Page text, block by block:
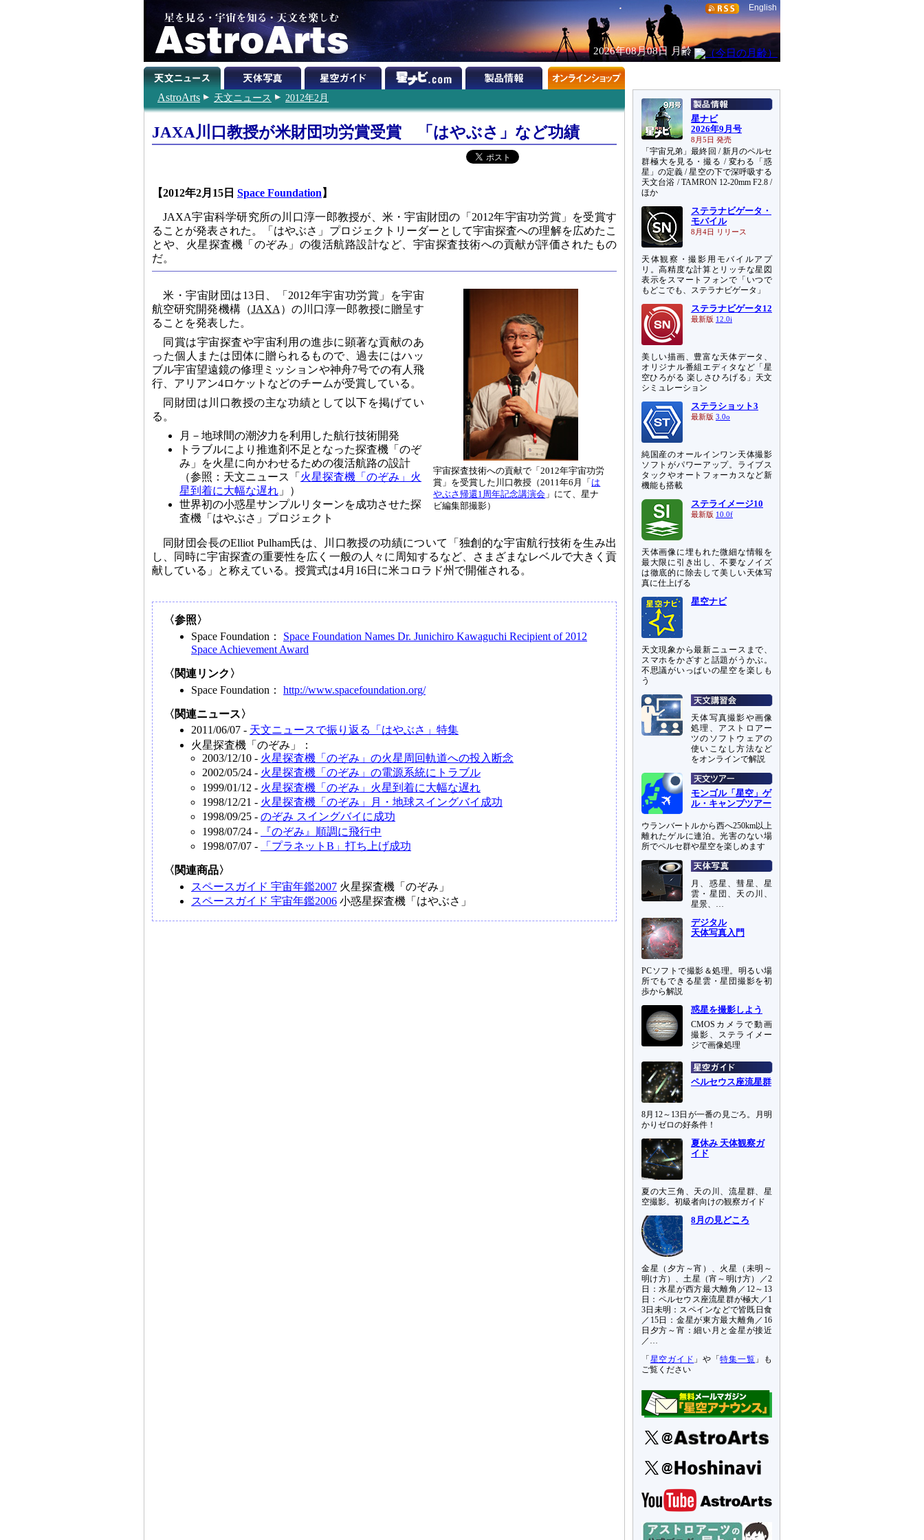
English
2026年08月08日 月齢
AstroArts 天文ニュース 2012年2月
JAXA川口教授が米財団功労賞受賞 「はやぶさ」など功績
【2012年2月15日 Space Foundation 】
JAXA宇宙科学研究所の川口淳一郎教授が、米・宇宙財団の「2012年宇宙功労賞」を受賞す
ることが発表された。「はやぶさ」プロジェクトリーダーとして宇宙探査への理解を広めたこ
とや、火星探査機「のぞみ」の復活航路設計など、宇宙探査技術への貢献が評価されたもの
だ。
宇宙探査技術への貢献で「2012年宇宙功労
賞」を受賞した川口教授（2011年6月「 は
やぶさ帰還1周年記念講演会 」にて、星ナ
ビ編集部撮影）
米・宇宙財団は13日、「2012年宇宙功労賞」を宇宙
航空研究開発機構（JAXA ）の川口淳一郎教授に贈呈す
ることを発表した。
同賞は宇宙探査や宇宙利用の進歩に顕著な貢献のあ
った個人または団体に贈られるもので、過去にはハッ
ブル宇宙望遠鏡の修理ミッションや神舟7号での有人飛
行、アリアン4ロケットなどのチームが受賞している。
同財団は川口教授の主な功績として以下を掲げてい
る。
月－地球間の潮汐力を利用した航行技術開発
トラブルにより推進剤不足となった探査機「のぞ
み」を火星に向かわせるための復活航路の設計
（参照：天文ニュース「 火星探査機「のぞみ」火
星到着に大幅な遅れ 」）
世界初の小惑星サンプルリターンを成功させた探
査機「はやぶさ」プロジェクト
同財団会長のElliot Pulham氏は、川口教授の功績について「独創的な宇宙航行技術を生み出
し、同時に宇宙探査の重要性を広く一般の人々に周知するなど、さまざまなレベルで大きく貢
献している」と称えている。授賞式は4月16日に米コロラド州で開催される。
〈参照〉
Space Foundation： Space Foundation Names Dr. Junichiro Kawaguchi Recipient of 2012
Space Achievement Award
〈関連リンク〉
Space Foundation： http://www.spacefoundation.org/
〈関連ニュース〉
2011/06/07 - 天文ニュースで振り返る「はやぶさ」特集
火星探査機「のぞみ」：
2003/12/10 - 火星探査機「のぞみ」の火星周回軌道への投入断念
2002/05/24 - 火星探査機「のぞみ」の電源系統にトラブル
1999/01/12 - 火星探査機「のぞみ」火星到着に大幅な遅れ
1998/12/21 - 火星探査機「のぞみ」月・地球スイングバイ成功
1998/09/25 - のぞみ スイングバイに成功
1998/07/24 -
『のぞみ』順調に飛行中
1998/07/07 -
「プラネットB」打ち上げ成功
〈関連商品〉
スペースガイド 宇宙年鑑2007 火星探査機「のぞみ」
スペースガイド 宇宙年鑑2006 小惑星探査機「はやぶさ」
星ナビ
2026年9月号
8月5日 発売
「宇宙兄弟」最終回 / 新月のペルセ
群極大を見る・撮る / 変わる「惑
星」の定義 / 星空の下で深呼吸する
天文台浴 / TAMRON 12-20mm F2.8 /
ほか
ステラナビゲータ・
モバイル
8月4日 リリース
天体観察・撮影用モバイルアプ
リ。高精度な計算とリッチな星図
表示をスマートフォンで「いつで
もどこでも、ステラナビゲータ」
ステラナビゲータ12
最新版 12.0i
美しい描画、豊富な天体データ、
オリジナル番組エディタなど「星
空ひろがる 楽しさひろげる」天文
シミュレーション
ステラショット3
最新版 3.0o
純国産のオールインワン天体撮影
ソフトがパワーアップ。ライブス
タックやオートフォーカスなど新
機能も搭載
ステライメージ10
最新版 10.0f
天体画像に埋もれた微細な情報を
最大限に引き出し、不要なノイズ
は徹底的に除去して美しい天体写
真に仕上げる
星空ナビ
天文現象から最新ニュースまで、
スマホをかざすと話題がうかぶ。
不思議がいっぱいの星空を楽しも
う
天体写真撮影や画像
処理、アストロアー
ツのソフトウェアの
使いこなし方法など
をオンラインで解説
モンゴル「星空」ゲ
ル・キャンプツアー
ウランバートルから西へ250km以上
離れたゲルに連泊。光害のない場
所でペルセ群や星空を楽しめます
月、惑星、彗星、星
雲・星団、天の川、
星景、…
デジタル
天体写真入門
PCソフトで撮影＆処理。明るい場
所でもできる星雲・星団撮影を初
歩から解説
惑星を撮影しよう
CMOSカメラで動画
撮影、ステライメー
ジで画像処理
ペルセウス座流星群
8月12～13日が一番の見ごろ。月明
かりゼロの好条件！
夏休み 天体観察ガ
イド
夏の大三角、天の川、流星群、星
空撮影。初級者向けの観察ガイド
8月の見どころ
金星（夕方～宵）、火星（未明～
明け方）、土星（宵～明け方）／2
日：水星が西方最大離角／12～13
日：ペルセウス座流星群が極大／1
3日未明：スペインなどで皆既日食
／15日：金星が東方最大離角／16
日夕方～宵：細い月と金星が接近
／…
「 星空ガイド 」や「特集一覧 」も
ご覧ください